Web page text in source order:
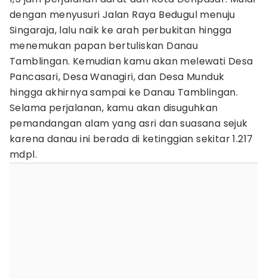
dengan menyusuri Jalan Raya Bedugul menuju
Singaraja, lalu naik ke arah perbukitan hingga
menemukan papan bertuliskan Danau
Tamblingan. Kemudian kamu akan melewati Desa
Pancasari, Desa Wanagiri, dan Desa Munduk
hingga akhirnya sampai ke Danau Tamblingan.
Selama perjalanan, kamu akan disuguhkan
pemandangan alam yang asri dan suasana sejuk
karena danau ini berada di ketinggian sekitar 1.217
mdpl.